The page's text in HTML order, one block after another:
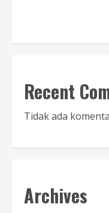
Recent
Tidak ada
Archives